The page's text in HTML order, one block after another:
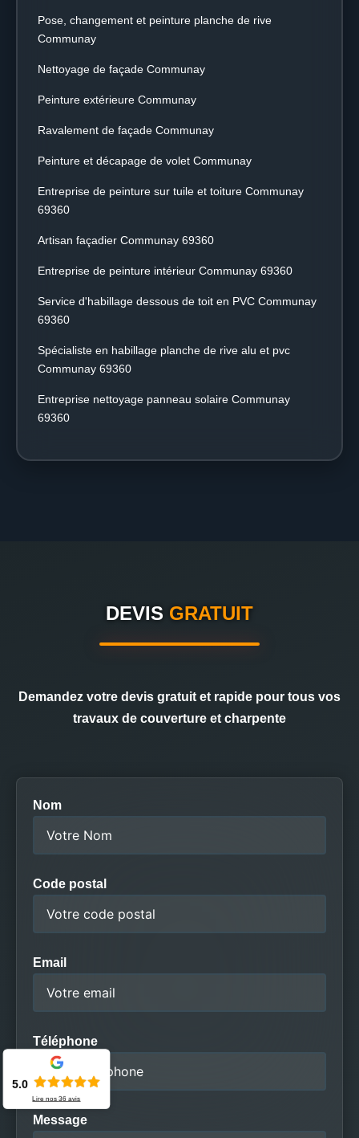
Pose, changement et peinture planche de rive
Communay
Nettoyage de façade Communay
Peinture extérieure Communay
Ravalement de façade Communay
Peinture et décapage de volet Communay
Entreprise de peinture sur tuile et toiture Communay
69360
Artisan façadier Communay 69360
Entreprise de peinture intérieur Communay 69360
Service d'habillage dessous de toit en PVC Communay
69360
Spécialiste en habillage planche de rive alu et pvc
Communay 69360
Entreprise nettoyage panneau solaire Communay
69360
DEVIS GRATUIT
Demandez votre devis gratuit et rapide pour tous vos
travaux de couverture et charpente
Nom
Code postal
Email
Téléphone
Message
5.0
Lire nos36 avis